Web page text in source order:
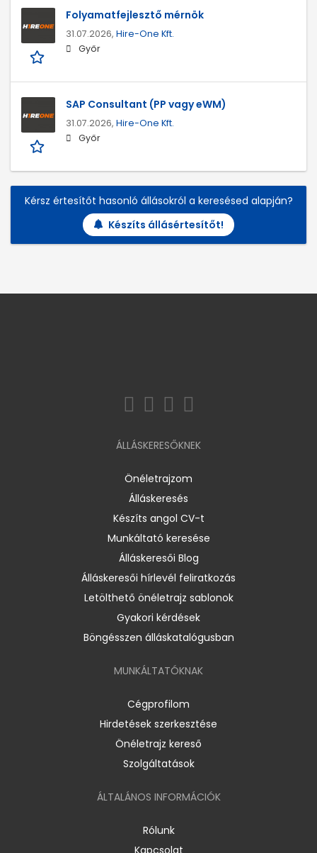
Folyamatfejlesztő mérnök
31.07.2026, Hire-One Kft.
Győr
SAP Consultant (PP vagy eWM)
31.07.2026, Hire-One Kft.
Győr
Kérsz értesítőt hasonló állásokról a keresésed alapján?
Készíts állásértesítőt!
ÁLLÁSKERESŐKNEK
Önéletrajzom
Álláskeresés
Készíts angol CV-t
Munkáltató keresése
Álláskeresői Blog
Álláskeresői hírlevél feliratkozás
Letölthető önéletrajz sablonok
Gyakori kérdések
Böngésszen álláskatalógusban
MUNKÁLTATÓKNAK
Cégprofilom
Hirdetések szerkesztése
Önéletrajz kereső
Szolgáltatások
ÁLTALÁNOS INFORMÁCIÓK
Rólunk